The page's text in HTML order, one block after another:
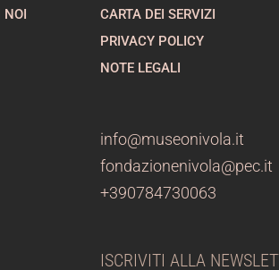
NOI
CARTA DEI SERVIZI
PRIVACY POLICY
NOTE LEGALI
info@museonivola.it
fondazionenivola@pec.it
+390784730063
ISCRIVITI ALLA